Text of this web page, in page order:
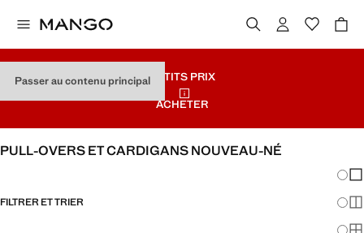
Passer au contenu principalPETITS PRIX
ACHETER
PULL-OVERS ET CARDIGANS NOUVEAU-NÉ
FILTRER ET TRIER